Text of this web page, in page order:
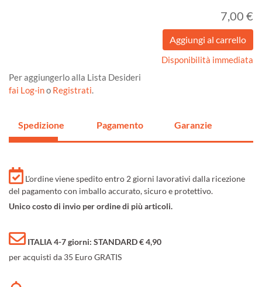
7,00 €
Disponibilità immediata
Per aggiungerlo alla Lista Desideri
fai Log-ino Registrati.
Spedizione Pagamento Garanzie
L'ordine viene spedito entro 2 giorni lavorativi dalla ricezione
del pagamento con imballo accurato, sicuro e protettivo.
Unico costo di invio per ordine di più articoli.
ITALIA 4-7 giorni: STANDARD € 4,90
per acquisti da 35 Euro GRATIS